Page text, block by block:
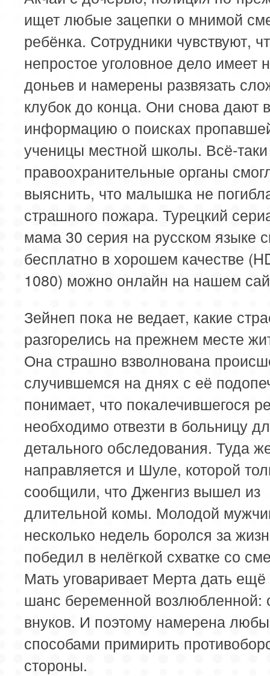
ищет любые зацепки о мнимой
ребёнка. Сотрудники чувствуют,
непростое уголовное дело имеет
доньев и намерены развязать
клубок до конца. Они снова дают
информацию о поисках
ученицы местной школы. Всё-
правоохранительные органы
выяснить, что малышка не
страшного пожара. Турецкий
мама 30 серия на русском языке
бесплатно в хорошем качестве
1080) можно онлайн на нашем
Зейнеп пока не ведает, какие
разгорелись на прежнем месте
Она страшно взволнована
случившемся на днях с её
понимает, что покалечившегося
необходимо отвезти в больницу
детального обследования. Туда
направляется и Шуле, которой
сообщили, что Дженгиз вышел из
длительной комы. Молодой
несколько недель боролся за
победил в нелёгкой схватке со
Мать уговаривает Мерта дать
шанс беременной возлюбленной:
внуков. И поэтому намерена
способами примирить
стороны.